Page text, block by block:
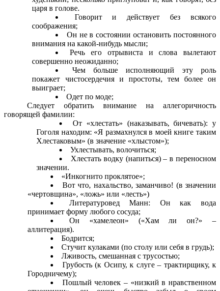
царя в голове.
Говорит и действует без всякого
соображения;
Он не в состоянии остановить постоянного
внимания на какой-нибудь мысли;
Речь его отрывиста и слова вылетают
совершенно неожиданно;
Чем больше исполняющий эту роль
покажет чистосердечия и простоты, тем более он
выиграет;
Одет по моде;
Следует обратить внимание на аллегоричность
говорящей фамилии:
От «хлестать» (наказывать, бичевать): у
Гоголя находим: «Я размахнулся в моей книге таким
Хлестаковым» (в значение «хлыстом»);
Ухлестывать, волочиться;
Хлестать водку (напиться) – в переносном
значении.
«Инкогнито проклятое»;
Вот что, нахальство, заманчиво! (в значении
«чертовщина», «ложь» или «лесть»)
Литературовед Манн: Он как вода
принимает форму любого сосуда;
Он «хамелеон» («Хам ли он?» –
аллитерация).
Бодрится;
Стучит кулаками (по столу или себя в грудь);
Лживость, смешанная с трусостью;
Грубость (к Осипу, к слуге – трактирщику, к
Городничему);
Пошлый человек – «низкий в нравственном